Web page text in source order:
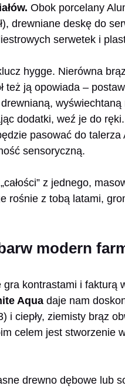
Obok porcelany
drewniane deskę do
serwetek i
hygge. Nierówna
też ją opowiada –
wyświechtaną
dodatki, weź je do
pasować do
sensoryczną.
z jednego,
rośnie z tobą latami,
modern
kontrastami i fakturą
Aqua daje nam
i ciepły, ziemisty brąz
celem jest stworzenie
drewno dębowe lub